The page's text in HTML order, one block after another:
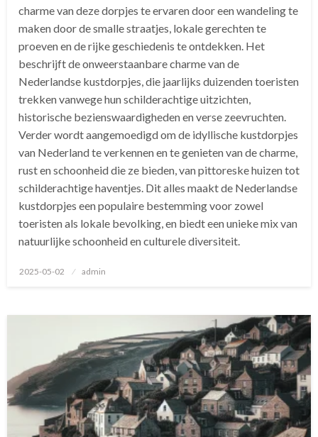
charme van deze dorpjes te ervaren door een wandeling te
maken door de smalle straatjes, lokale gerechten te
proeven en de rijke geschiedenis te ontdekken. Het
beschrijft de onweerstaanbare charme van de
Nederlandse kustdorpjes, die jaarlijks duizenden toeristen
trekken vanwege hun schilderachtige uitzichten,
historische bezienswaardigheden en verse zeevruchten.
Verder wordt aangemoedigd om de idyllische kustdorpjes
van Nederland te verkennen en te genieten van de charme,
rust en schoonheid die ze bieden, van pittoreske huizen tot
schilderachtige haventjes. Dit alles maakt de Nederlandse
kustdorpjes een populaire bestemming voor zowel
toeristen als lokale bevolking, en biedt een unieke mix van
natuurlijke schoonheid en culturele diversiteit.
Geplaatst
2025-05-02 admin